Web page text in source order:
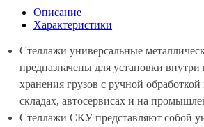
Описание
Характеристики
Стеллажи универсальные
предназначены для установки
хранения грузов с ручной обработкой
складах, автосервисах и на
Стеллажи СКУ представляют собой